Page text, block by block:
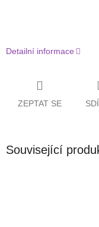
Detailní informace
ZEPTAT SE
Související